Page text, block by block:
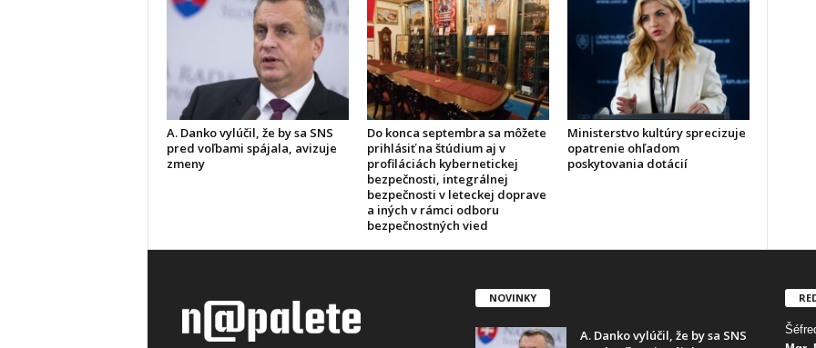
A. Danko vylúčil, že by sa SNS
pred voľbami spájala, avizuje
zmeny
Do konca septembra sa môžete
prihlásiť na štúdium aj v
profiláciách kybernetickej
bezpečnosti, integrálnej
bezpečnosti v leteckej doprave
a iných v rámci odboru
bezpečnostných vied
Ministerstvo kultúry sprecizuje
opatrenie ohľadom
poskytovania dotácií
NOVINKY
A. Danko vylúčil, že by sa SNS